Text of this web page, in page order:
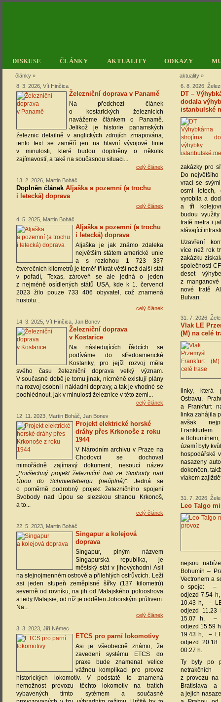
DISKUSE ČLÁNKY AKTUALITY ODKAZY
aktuality»
6. 8. 2026,
DT –
dodala
istanbulské
zakázky pro
Do největšího
vrací se
osmi letech,
vyrobila a
a tři
budou
tratě metra i
stávající
Uzavření
více než rok
zakázku
společnosti
deset
z
nové tratě
Bulvarı.
31. 7. 2026,
Vlak LE
(M) na celé
linky, která
Ostravu,
a Frankfurt
linka zahájila
avšak
a
území byly
hospodářské
nasazeny
dokončen,
vlakem
31. 7. 2026,
Leo Talgo
nejsou
Bohumín –
Vectronem a
o spoje: –
odjezd 7.54
10.43 h, –
odjezd 11.23
15.07 h, –
odjezd 15.59
19.43 h, –
odjezd 20.18
00.27 h.
Ty byly po
z provozu na
Bratislava
a jejich
články »
8. 3. 2026, Vít Hinčica
Železniční doprava v Panamě
Na předchozí článek
o kostarických železnicích
navážeme článkem o Panamě.
Jelikož je historie panamských
železnic detailně v anglických zdrojích zmapována,
tento text se zaměří jen na hlavní vývojové linie
v minulosti, které budou doplněny o několik
zajímavostí, a také na současnou situaci...
celý článek
13. 2. 2026, Martin Boháč
Doplněn článek Aljaška a pozemní (a trochu
i letecká) doprava
celý článek
4. 5. 2025, Martin Boháč
Aljaška a pozemní (a trochu
i letecká) doprava
Aljaška je jak známo zdaleka
největším státem americké unie
a s rozlohou 1 723 337
čtverečních kilometrů je téměř třikrát větší než další stát
v pořadí, Texas, zároveň se ale jedná o jeden
z nejméně osídlených států USA, kde k 1. červenci
2023 žilo pouze 733 406 obyvatel, což znamená
hustotu...
celý článek
14. 3. 2025, Vít Hinčica, Jan Bonev
Železniční doprava
v Kostarice
Na následujících řádcích se
podíváme do středoamerické
Kostariky, pro jejíž rozvoj měla
svého času železniční doprava velký význam.
V současné době je tomu jinak, nicméně existují plány
na rozvoj osobní i nákladní dopravy, a tak je vhodné se
poohlédnout, jak v minulosti železnice v této zemi...
celý článek
12. 11. 2023, Martin Boháč, Jan Bonev
Projekt elektrické horské
dráhy přes Krkonoše z roku
1944
V Národním archivu v Praze na
Chodovci se dochoval
mimořádně zajímavý dokument, nesoucí název
„Povšechný projekt železniční trati ze Svobody nad
Úpou do Schmiedebergu (neúplné)“. Jedná se
o poměrně podrobný projekt železničního spojení
Svobody nad Úpou se slezskou stranou Krkonoš,
a to...
celý článek
22. 5. 2023, Martin Boháč
Singapur a kolejová
doprava
Singapur, plným názvem
Singapurská republika, je
městský stát v jihovýchodní Asii
na stejnojmenném ostrově a přilehlých ostrůvcích. Leží
asi jeden stupeň zeměpisné šířky (137 kilometrů)
severně od rovníku, na jih od Malajského poloostrova
a tedy Malajsie, od níž je oddělen Johorským průlivem.
Na...
celý článek
3. 3. 2023, Jiří Němec
ETCS pro parní lokomotivy
Asi je všeobecně známo, že
zavedení systému ETCS do
praxe bude znamenat velice
vážnou komplikaci pro provoz
historických lokomotiv. V podstatě to znamená
nemožnost provozu těchto lokomotiv na tratích
vybavených tímto sytémem a současně